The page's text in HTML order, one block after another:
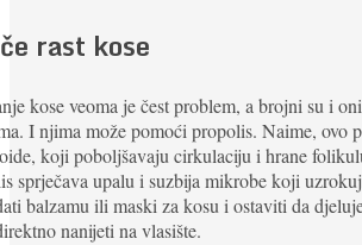
rast kose
kose veoma je čest problem, a brojni su i
I njima može pomoći propolis. Naime, ovo
koji poboljšavaju cirkulaciju i hrane
sprječava upalu i suzbija mikrobe koji
balzamu ili maski za kosu i ostaviti da
nanijeti na vlasište.